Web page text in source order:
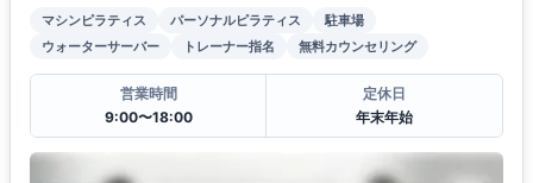
マシンピラティス パーソナルピラティス
駐車場
ウォーターサーバー
トレーナー指名 無料カウンセリング
営業時間
9:00〜18:00
定休日
年末年始